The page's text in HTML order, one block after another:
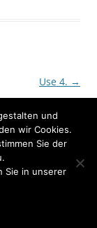
Use 4. →
und
wir Cookies.
Sie der
Sie in unserer